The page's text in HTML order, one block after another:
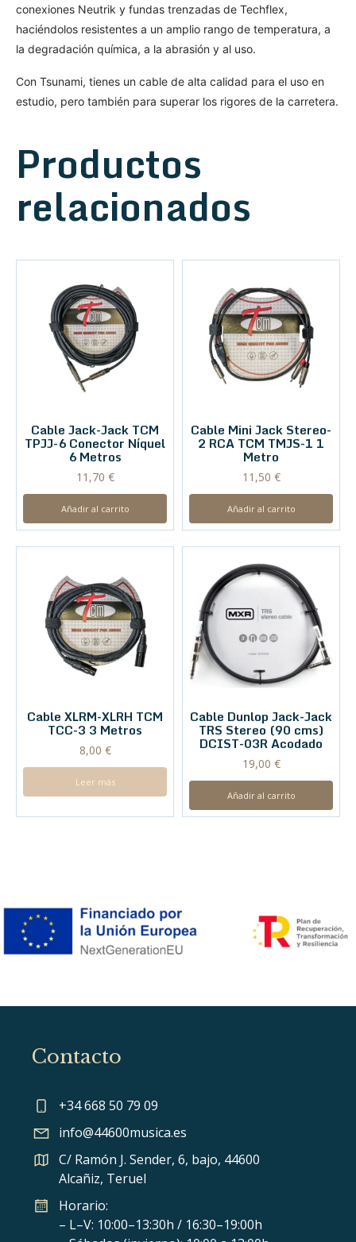
conexiones Neutrik y fundas trenzadas de Techflex,
haciéndolos resistentes a un amplio rango de temperatura, a
la degradación química, a la abrasión y al uso.
Con Tsunami, tienes un cable de alta calidad para el uso en
estudio, pero también para superar los rigores de la carretera.
Productos
relacionados
Cable Jack-Jack TCM
TPJJ-6 Conector Níquel
6 Metros
11,70 €
Añadir al carrito
Cable Mini Jack Stereo-
2 RCA TCM TMJS-1 1
Metro
11,50 €
Añadir al carrito
Cable XLRM-XLRH TCM
TCC-3 3 Metros
8,00 €
Leer más
Cable Dunlop Jack-Jack
TRS Stereo (90 cms)
DCIST-03R Acodado
19,00 €
Añadir al carrito
Contacto
+34 668 50 79 09
info@44600musica.es
C/ Ramón J. Sender, 6, bajo, 44600
Alcañiz, Teruel
Horario:
– L–V: 10:00–13:30h / 16:30–19:00h